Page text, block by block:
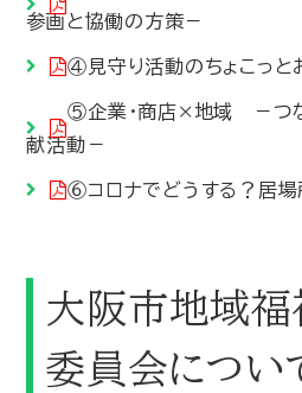
参画と協働の方策－
④見守り活動のちょこっと
⑤企業・商店×地域 －つ
献活動－
⑥コロナでどうする？居場
大阪市地域
委員会につい